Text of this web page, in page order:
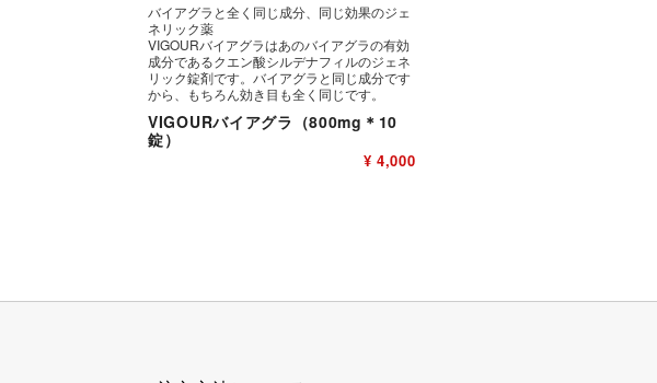
バイアグラと全く同じ成分、同じ効果のジェ
ネリック薬
VIGOURバイアグラはあのバイアグラの有効
成分であるクエン酸シルデナフィルのジェネ
リック錠剤です。バイアグラと同じ成分です
から、もちろん効き目も全く同じです。
VIGOURバイアグラ（800mg＊10
錠）
¥ 4,000